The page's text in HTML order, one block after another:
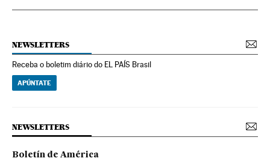
NEWSLETTERS
Receba o boletim diário do EL PAÍS Brasil
APÚNTATE
NEWSLETTERS
Boletín de América